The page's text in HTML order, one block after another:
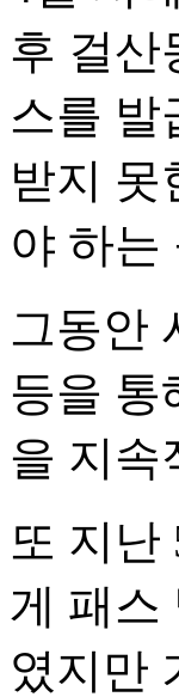
후 걸산
스를 발
받지 못
야 하는
그동안
등을 통
을 지속
또 지난
게 패스
였지만